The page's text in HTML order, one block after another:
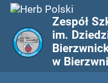
Zespół
im.
w